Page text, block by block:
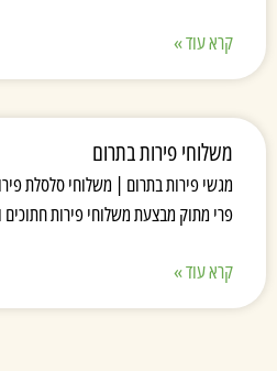
קרא עוד »
משלוחי פירות בתרום
מגשי פירות בתרום | משלוחי סלסלת פירות
פרי מתוק מבצעת משלוחי פירות חתוכים
קרא עוד »